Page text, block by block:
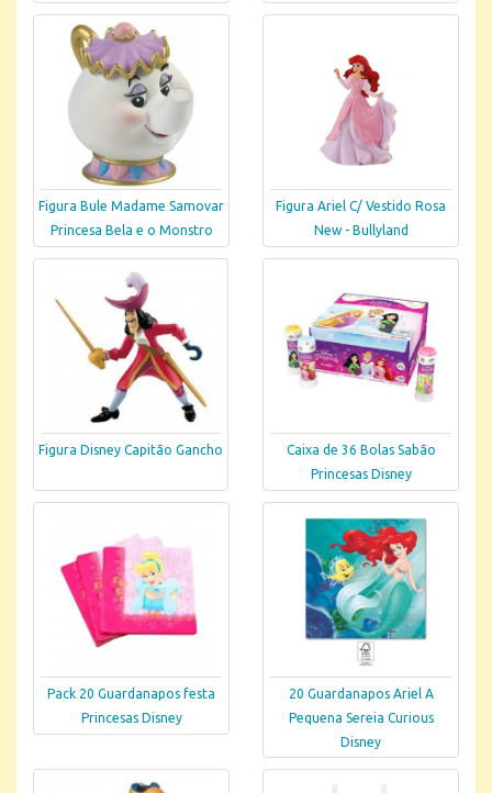
Figura Bule Madame Samovar
Princesa Bela e o Monstro
Figura Ariel C/ Vestido Rosa
New - Bullyland
Figura Disney Capitão Gancho
Caixa de 36 Bolas Sabão
Princesas Disney
Pack 20 Guardanapos festa
Princesas Disney
20 Guardanapos Ariel A
Pequena Sereia Curious
Disney